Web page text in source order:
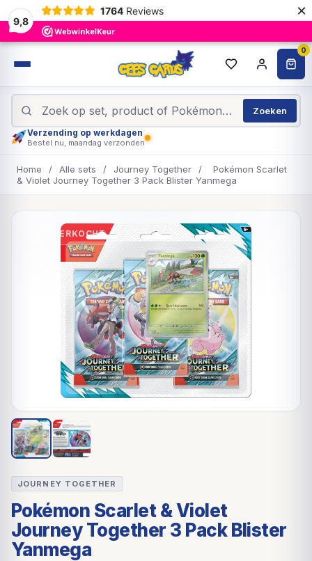
9,8
1764 Reviews ×
0
Zoeken
Verzending op werkdagen
Bestel nu, maandag verzonden
Home / Alle sets / Journey Together /
Pokémon Scarlet
& Violet Journey Together 3 Pack Blister Yanmega
UITVERKOCHT
JOURNEY TOGETHER
Pokémon Scarlet & Violet
Journey Together 3 Pack Blister
Yanmega